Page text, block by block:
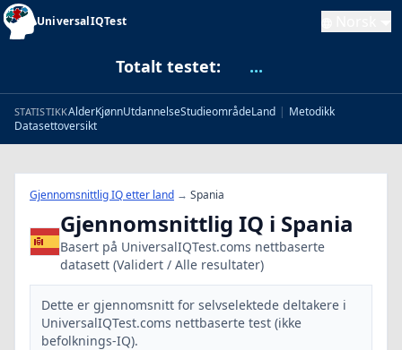
UniversalIQTest
Totalt testet: ...
STATISTIKKAlderKjønnUtdannelseStudieområdeLand | Metodikk
Datasettoversikt
Gjennomsnittlig IQ etter land → Spania
Gjennomsnittlig IQ i Spania
Basert på UniversalIQTest.coms nettbaserte
datasett (Validert / Alle resultater)
Dette er gjennomsnitt for selvselektede deltakere i
UniversalIQTest.coms nettbaserte test (ikke
befolknings-IQ).